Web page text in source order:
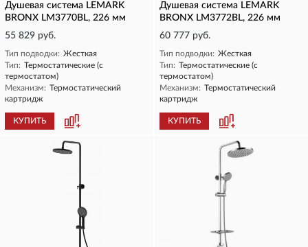
Душевая система LEMARK
BRONX LM3770BL, 226 мм
55 829 руб.
Тип подводки: Жесткая
Тип: Термостатические (с
термостатом)
Механизм: Термостатический
картридж
КУПИТЬ
Душевая система LEMARK
BRONX LM3772BL, 226 мм
60 777 руб.
Тип подводки: Жесткая
Тип: Термостатические (с
термостатом)
Механизм: Термостатический
картридж
КУПИТЬ